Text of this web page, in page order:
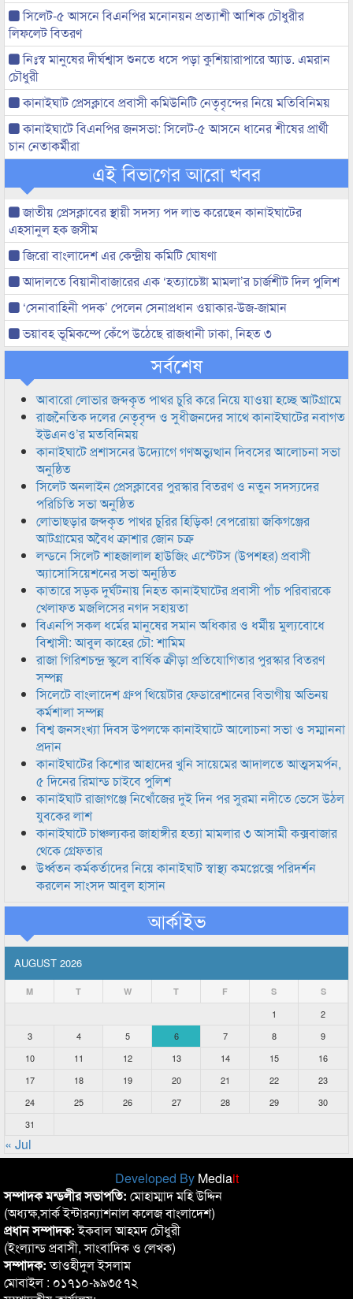
সিলেট-৫ আসনে বিএনপির মনোনয়ন প্রত্যাশী আশিক চৌধুরীর
লিফলেট বিতরণ
নিঃস্ব মানুষের দীর্ঘশ্বাস শুনতে ধসে পড়া কুশিয়ারাপারে অ্যাড. এমরান
চৌধুরী
কানাইঘাট প্রেসক্লাবে প্রবাসী কমিউনিটি নেতৃবৃন্দের নিয়ে মতিবিনিময়
কানাইঘাটে বিএনপির জনসভা: সিলেট-৫ আসনে ধানের শীষের প্রার্থী
চান নেতাকর্মীরা
এই বিভাগের আরো খবর
জাতীয় প্রেসক্লাবের স্থায়ী সদস্য পদ লাভ করেছেন কানাইঘাটের
এহসানুল হক জসীম
জিরো বাংলাদেশ এর কেন্দ্রীয় কমিটি ঘোষণা
আদালতে বিয়ানীবাজারের এক ‘হত্যাচেষ্টা মামলা’র চার্জশীট দিল পুলিশ
‘সেনাবাহিনী পদক’ পেলেন সেনাপ্রধান ওয়াকার-উজ-জামান
ভয়াবহ ভূমিকম্পে কেঁপে উঠেছে রাজধানী ঢাকা, নিহত ৩
সর্বশেষ
আবারো লোভার জব্দকৃত পাথর চুরি করে নিয়ে যাওয়া হচ্ছে আটগ্রামে
রাজনৈতিক দলের নেতৃবৃন্দ ও সুধীজনদের সাথে কানাইঘাটের নবাগত
ইউএনও’র মতবিনিময়
কানাইঘাটে প্রশাসনের উদ্যোগে গণঅভ্যুত্থান দিবসের আলোচনা সভা
অনুষ্ঠিত
সিলেট অনলাইন প্রেসক্লাবের পুরস্কার বিতরণ ও নতুন সদস্যদের
পরিচিতি সভা অনুষ্ঠিত
লোভাছড়ার জব্দকৃত পাথর চুরির হিড়িক! বেপরোয়া জকিগঞ্জের
আটগ্রামের অবৈধ ক্রাশার জোন চক্র
লন্ডনে সিলেট শাহজালাল হাউজিং এস্টেটস (উপশহর) প্রবাসী
অ্যাসোসিয়েশনের সভা অনুষ্ঠিত
কাতারে সড়ক দুর্ঘটনায় নিহত কানাইঘাটের প্রবাসী পাঁচ পরিবারকে
খেলাফত মজলিসের নগদ সহায়তা
বিএনপি সকল ধর্মের মানুষের সমান অধিকার ও ধর্মীয় মুল্যবোধে
বিশ্বাসী: আবুল কাহের চৌ: শামিম
রাজা গিরিশচন্দ্র স্কুলে বার্ষিক ক্রীড়া প্রতিযোগিতার পুরস্কার বিতরণ
সম্পন্ন
সিলেটে বাংলাদেশ গ্রুপ থিয়েটার ফেডারেশানের বিভাগীয় অভিনয়
কর্মশালা সম্পন্ন
বিশ্ব জনসংখ্যা দিবস উপলক্ষে কানাইঘাটে আলোচনা সভা ও সম্মাননা
প্রদান
কানাইঘাটের কিশোর আহাদের খুনি সায়েমের আদালতে আত্মসমর্পন,
৫ দিনের রিমান্ড চাইবে পুলিশ
কানাইঘাট রাজাগঞ্জে নিখোঁজের দুই দিন পর সুরমা নদীতে ভেসে উঠল
যুবকের লাশ
কানাইঘাটে চাঞ্চল্যকর জাহাঙ্গীর হত্যা মামলার ৩ আসামী কক্সবাজার
থেকে গ্রেফতার
উর্ধ্বতন কর্মকর্তাদের নিয়ে কানাইঘাট স্বাস্থ্য কমপ্লেক্সে পরিদর্শন
করলেন সাংসদ আবুল হাসান
আর্কাইভ
AUGUST 2026
M T W T F S S
1
2
3
4 5 6 7 8
9
10
11 12 13 14 15
16
17
18 19 20 21 22
23
24
25 26 27 28 29
30
31
« Jul
Developed By Mediait
সম্পাদক মন্ডলীর সভাপতি: মোহাম্মাদ মহি উদ্দিন
(অধ্যক্ষ,সার্ক ইন্টারন্যাশনাল কলেজ বাংলাদেশ)
প্রধান সম্পাদক:ইকবাল আহমদ চৌধুরী
(ইংল্যান্ড প্রবাসী, সাংবাদিক ও লেখক)
সম্পাদক:তাওহীদুল ইসলাম
মোবাইল : ০১৭১০-৯৯৩৫৭২